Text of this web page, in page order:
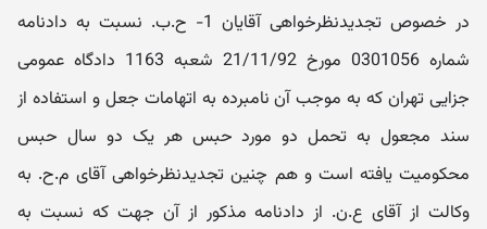
در خصوص تجدیدنظرخواهی آقایان 1- ح.ب. نسبت به دادنامه
شماره 0301056 مورخ 21/11/92 شعبه 1163 دادگاه عمومی
جزایی تهران که به موجب آن نامبرده به اتهامات جعل و استفاده از
سند مجعول به تحمل دو مورد حبس هر یک دو سال حبس
محکومیت یافته است و هم چنین تجدیدنظرخواهی آقای م.ح. به
وکالت از آقای ع.ن. از دادنامه مذکور از آن جهت که نسبت به